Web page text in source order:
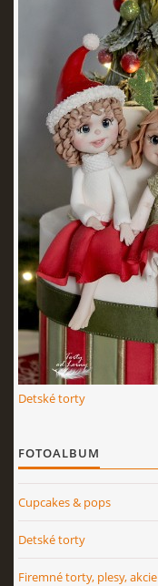
Detské torty
FOTOALBUM
Cupcakes & pops
Detské torty
Firemné torty, plesy, akcie